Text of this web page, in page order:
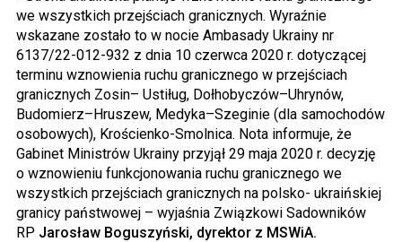
we wszystkich przejściach granicznych. Wyraźnie
wskazane zostało to w nocie Ambasady Ukrainy nr
6137/22-012-932 z dnia 10 czerwca 2020 r. dotyczącej
terminu wznowienia ruchu granicznego w przejściach
granicznych Zosin– Ustiług, Dołhobyczów–Uhrynów,
Budomierz–Hruszew, Medyka–Szeginie (dla samochodów
osobowych), Krościenko-Smolnica. Nota informuje, że
Gabinet Ministrów Ukrainy przyjął 29 maja 2020 r. decyzję
o wznowieniu funkcjonowania ruchu granicznego we
wszystkich przejściach granicznych na polsko- ukraińskiej
granicy państwowej – wyjaśnia Związkowi Sadowników
RP Jarosław Boguszyński, dyrektor z MSWiA.